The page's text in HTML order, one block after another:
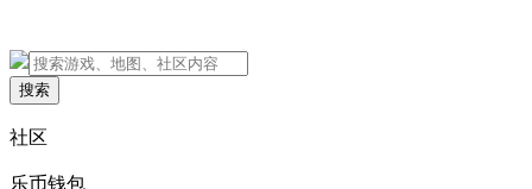
搜索
社区
乐币钱包